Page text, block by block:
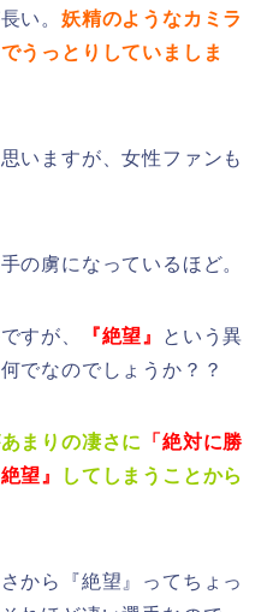
い。 妖精のようなカミラ
うっとりしていましま
いますが、女性ファンも
の虜になっているほど。
すが、 『絶望』
という異
でなのでしょうか？？
まりの凄さに
「絶対に勝
絶望』
してしまうことから
から『絶望』ってちょっ